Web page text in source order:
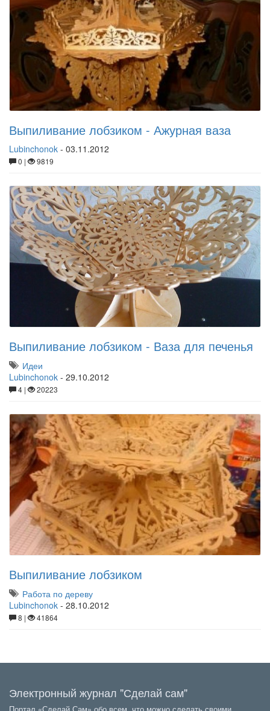
Выпиливание лобзиком - Ажурная ваза
Lubinchonok - 03.11.2012
0 | 9819
Выпиливание лобзиком - Ваза для печенья
Идеи
Lubinchonok - 29.10.2012
4 | 20223
Выпиливание лобзиком
Работа по дереву
Lubinchonok - 28.10.2012
8 | 41864
Электронный журнал "Сделай сам"